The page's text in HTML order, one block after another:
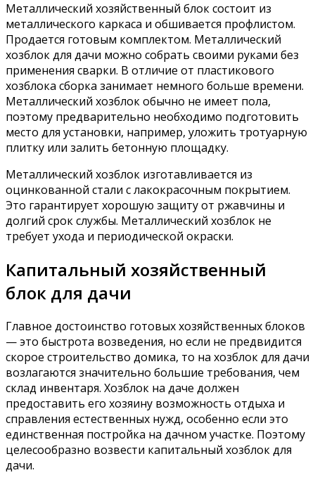
Металлический хозяйственный блок состоит из
металлического каркаса и обшивается профлистом.
Продается готовым комплектом. Металлический
хозблок для дачи можно собрать своими руками без
применения сварки. В отличие от пластикового
хозблока сборка занимает немного больше времени.
Металлический хозблок обычно не имеет пола,
поэтому предварительно необходимо подготовить
место для установки, например, уложить тротуарную
плитку или залить бетонную площадку.
Металлический хозблок изготавливается из
оцинкованной стали с лакокрасочным покрытием.
Это гарантирует хорошую защиту от ржавчины и
долгий срок службы. Металлический хозблок не
требует ухода и периодической окраски.
Капитальный хозяйственный
блок для дачи
Главное достоинство готовых хозяйственных блоков
— это быстрота возведения, но если не предвидится
скорое строительство домика, то на хозблок для дачи
возлагаются значительно большие требования, чем
склад инвентаря. Хозблок на даче должен
предоставить его хозяину возможность отдыха и
справления естественных нужд, особенно если это
единственная постройка на дачном участке. Поэтому
целесообразно возвести капитальный хозблок для
дачи.